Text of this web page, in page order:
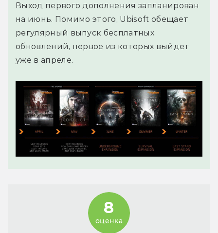
Выход первого дополнения запланирован
на июнь. Помимо этого, Ubisoft обещает
регулярный выпуск бесплатных
обновлений, первое из которых выйдет
уже в апреле.
8
оценка